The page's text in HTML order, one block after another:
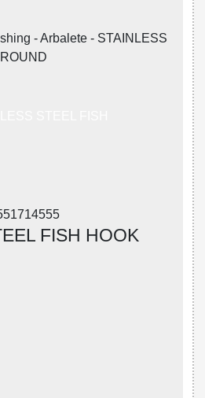
STEEL FISH
FISH HOOK